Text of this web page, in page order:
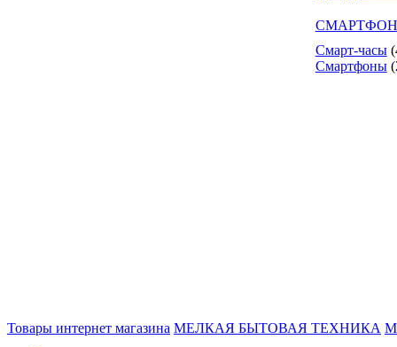
Смарт-часы
Смартфоны
Товары интернет магазина МЕЛКАЯ БЫТОВАЯ ТЕХНИКА